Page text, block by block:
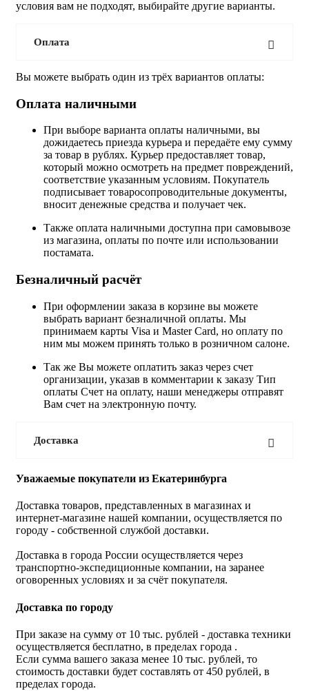
условия вам не подходят, выбирайте другие варианты.
Оплата
Вы можете выбрать один из трёх вариантов оплаты:
Оплата наличными
При выборе варианта оплаты наличными, вы
дожидаетесь приезда курьера и передаёте ему сумму
за товар в рублях. Курьер предоставляет товар,
который можно осмотреть на предмет повреждений,
соответствие указанным условиям. Покупатель
подписывает товаросопроводительные документы,
вносит денежные средства и получает чек.
Также оплата наличными доступна при самовывозе
из магазина, оплаты по почте или использовании
постамата.
Безналичный расчёт
При оформлении заказа в корзине вы можете
выбрать вариант безналичной оплаты. Мы
принимаем карты Visa и Master Card, но оплату по
ним мы можем принять только в розничном салоне.
Так же Вы можете оплатить заказ через счет
организации, указав в комментарии к заказу Тип
оплаты Счет на оплату, наши менеджеры отправят
Вам счет на электронную почту.
Доставка
Уважаемые покупатели из Екатеринбурга
Доставка товаров, представленных в магазинах и
интернет-магазине нашей компании, осуществляется по
городу - собственной службой доставки.
Доставка в города России осуществляется через
транспортно-экспедиционные компании, на заранее
оговоренных условиях и за счёт покупателя.
Доставка по городу
При заказе на сумму от 10 тыс. рублей - доставка техники
осуществляется бесплатно, в пределах города .
Если сумма вашего заказа менее 10 тыс. рублей, то
стоимость доставки будет составлять от 450 рублей, в
пределах города.